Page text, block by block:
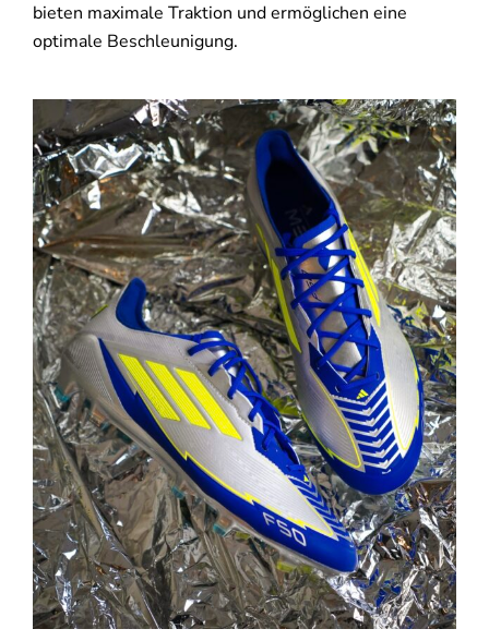
bieten maximale Traktion und ermöglichen eine
optimale Beschleunigung.